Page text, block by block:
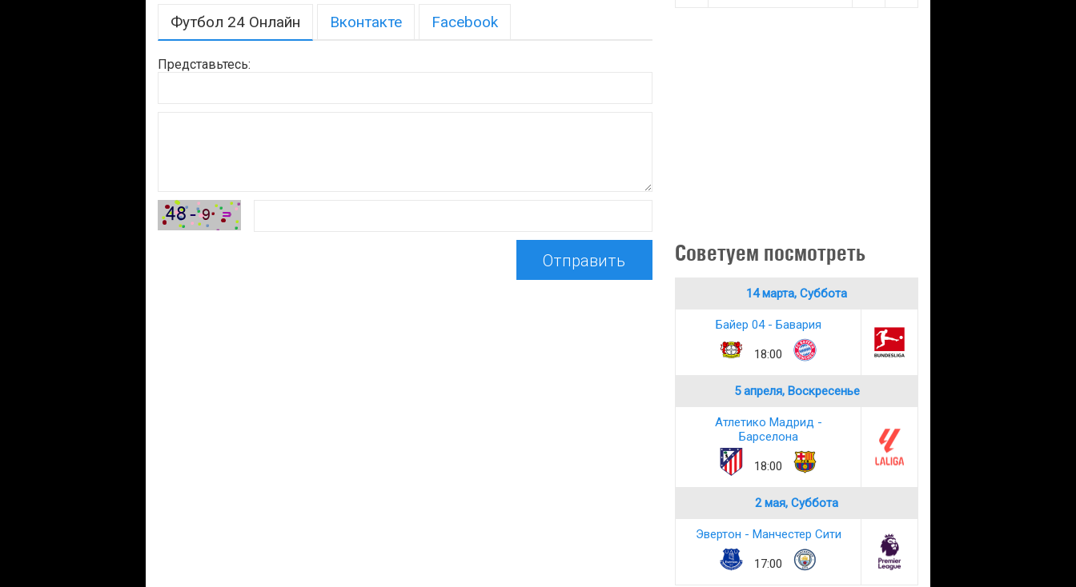
Футбол 24 Онлайн Вконтакте Facebook
Представьтесь:
Отправить Советуем посмотреть
14 марта, Суббота
Байер 04 - Бавария
18:00
5 апреля, Воскресенье
Атлетико Мадрид -
Барселона
18:00
2 мая, Суббота
Эвертон - Манчестер Сити
17:00